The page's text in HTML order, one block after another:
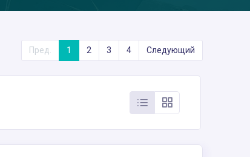
Пред. 1 2 3 4 Следующий